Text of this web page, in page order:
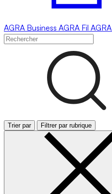
AGRA Business AGRA Fil AGRA
Trier par Filtrer par rubrique